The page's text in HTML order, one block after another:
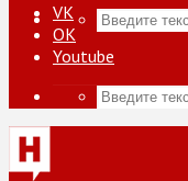
VK
ОК
Youtube